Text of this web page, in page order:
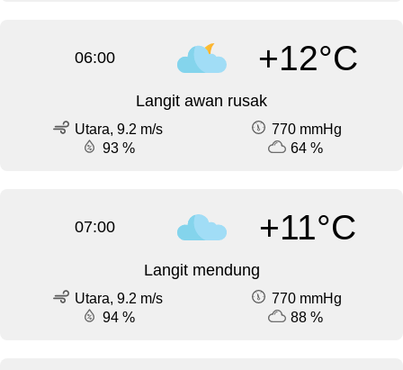
06:00 +12°C
Langit awan rusak
Utara, 9.2 m/s
770 mmHg
93 %
64 %
07:00 +11°C
Langit mendung
Utara, 9.2 m/s
770 mmHg
94 %
88 %